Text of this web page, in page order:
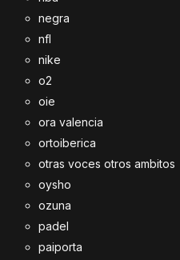
negra
nfl
nike
o2
oie
ora valencia
ortoiberica
otras voces otros ambitos
oysho
ozuna
padel
paiporta